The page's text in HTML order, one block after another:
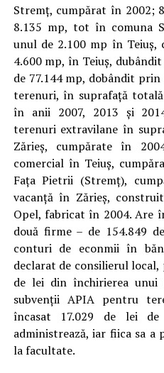
Stremț, cumpărat în 2002;
8.135 mp, tot în comuna
unul de 2.100 mp în
4.600 mp, în Teiuș,
de 77.144 mp, dobândit
terenuri, în suprafață
în anii 2007, 2013 și
terenuri extravilane în
Zărieș, cumpărate în
comercial în Teiuș,
Fața Pietrii (Stremț),
vacanță în Zărieș,
Opel, fabricat în 2004. Are
două firme – de 154.849
conturi de econmii în
declarat de consilierul
de lei din închirierea
subvenții APIA pentru
încasat 17.029 de lei
administrează, iar fiica sa
la facultate.